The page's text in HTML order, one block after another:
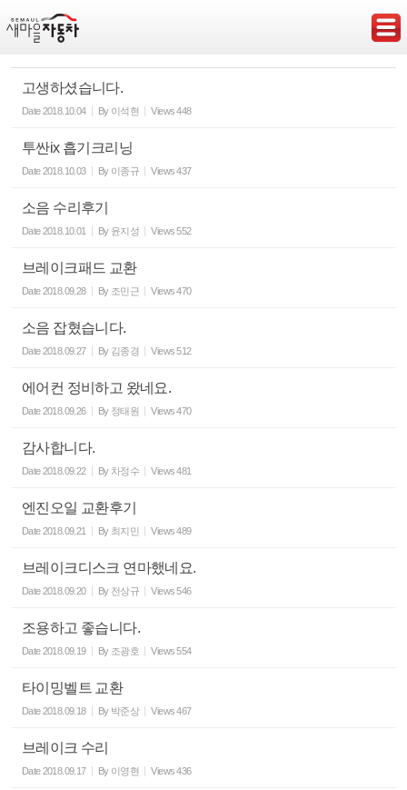
고생하셨습니다.
Date2018.10.04 By 이석현 Views 448
투싼ix 흡기크리닝
Date2018.10.03 By 이종규 Views 437
소음 수리후기
Date2018.10.01 By 윤지성 Views 552
브레이크패드 교환
Date2018.09.28 By 조민근 Views 470
소음 잡혔습니다.
Date2018.09.27 By 김종경 Views 512
에어컨 정비하고 왔네요.
Date2018.09.26 By 정태원 Views 470
감사합니다.
Date2018.09.22 By 차정수 Views 481
엔진오일 교환후기
Date2018.09.21 By 최지민 Views 489
브레이크디스크 연마했네요.
Date2018.09.20 By 전상규 Views 546
조용하고 좋습니다.
Date2018.09.19 By 조광호 Views 554
타이밍벨트 교환
Date2018.09.18 By 박준상 Views 467
브레이크 수리
Date2018.09.17 By 이영현 Views 436
Sketchbook5, 스케치북5
Sketchbook5, 스케치북5